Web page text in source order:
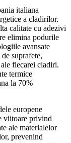
italiana
a cladirilor.
calitate cu adezivi
elimina podurile
avansate
suprafete,
fiecarei cladiri.
termice
la 70%
europene
viitoare privind
ale materialelor
prevenind